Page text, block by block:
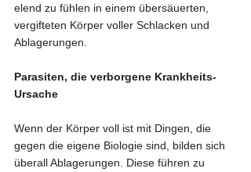
elend zu fühlen in einem übersäuerten,
vergifteten Körper voller Schlacken und
Ablagerungen.
Parasiten, die verborgene Krankheits-
Ursache
Wenn der Körper voll ist mit Dingen, die
gegen die eigene Biologie sind, bilden sich
überall Ablagerungen. Diese führen zu